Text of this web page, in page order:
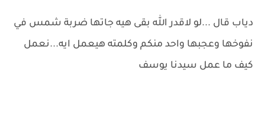
دياب قال ...لو لاقدر الله بقى هيه جاتها ضربة شمس في
نفوخها وعجبها واحد منكم وكلمته هيعمل ايه...نعمل
كيف ما عمل سيدنا يوسف